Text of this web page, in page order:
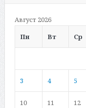
Август 2026
Пн
Вт Ср
3 4 5
10 11 12